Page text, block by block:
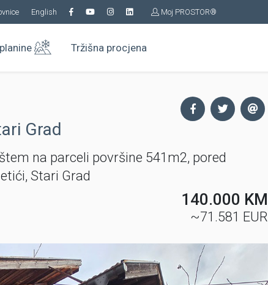
English Moj PROSTOR®
Tržišna procjena
Grad
na parceli površine 541m2, pored
Stari Grad
140.000 KM
~71.581 EUR